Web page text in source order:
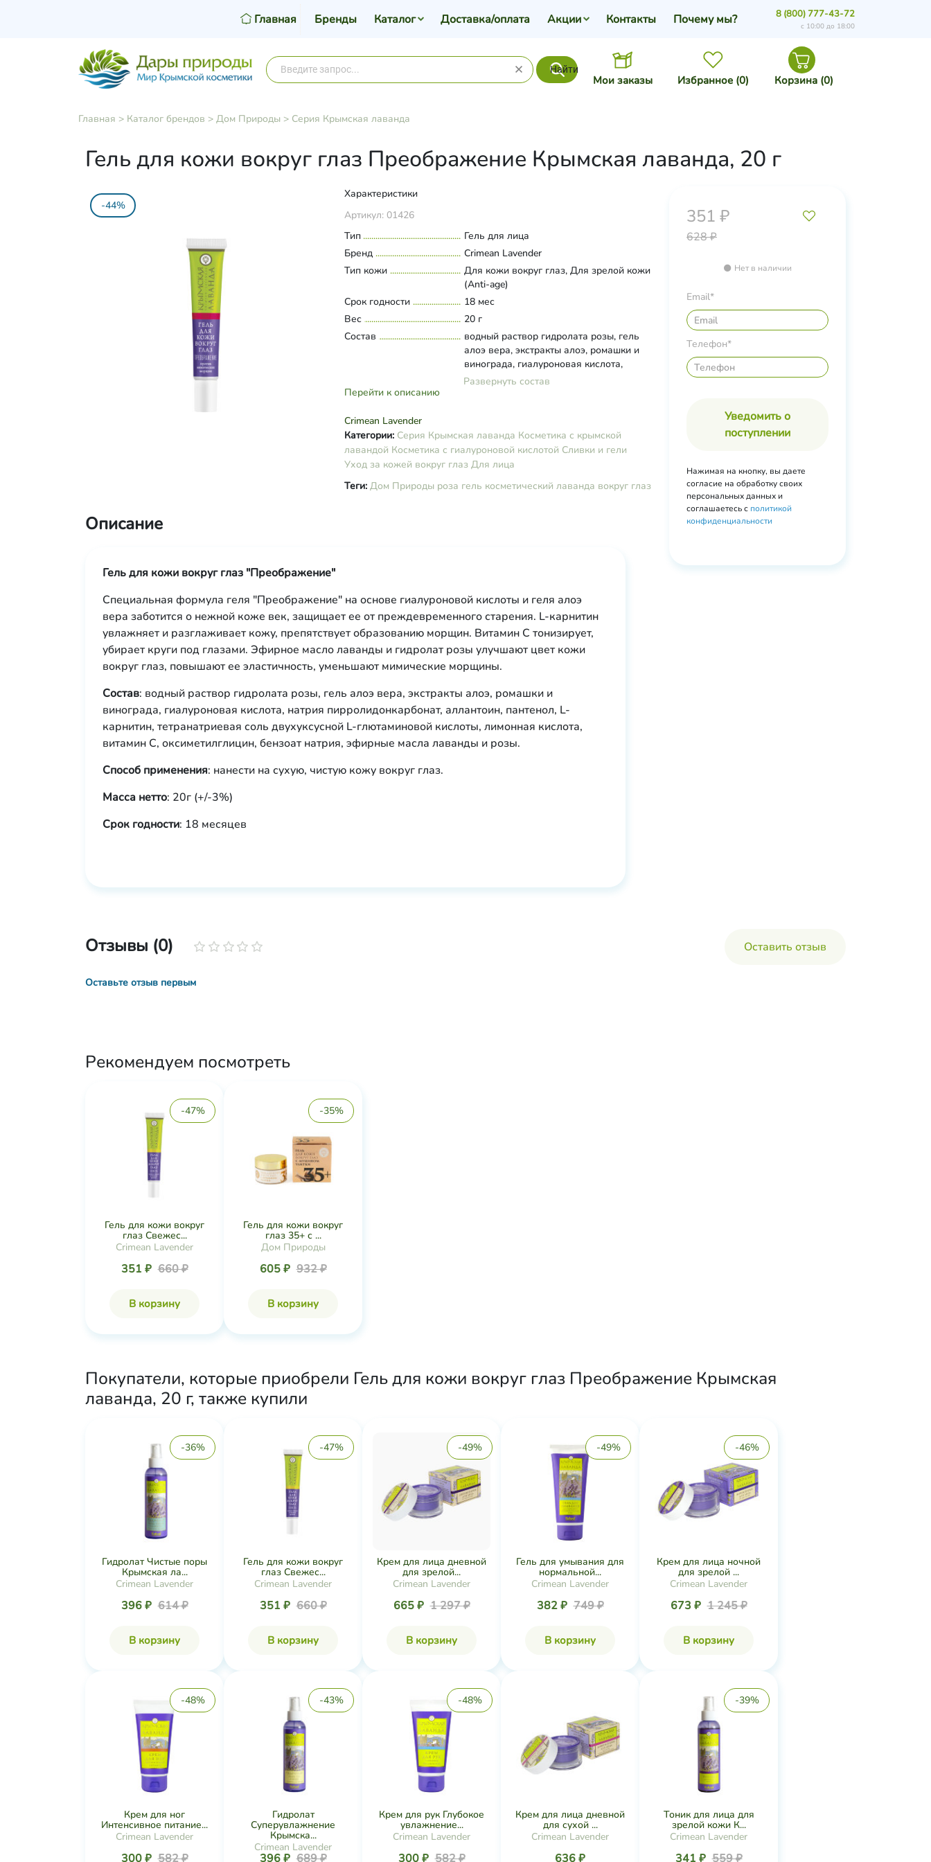
Найти
Мои заказы Избранное (0) Корзина (0)
Главная Бренды Каталог Доставка/оплата Акции Контакты Почему мы? 8 (800) 777-43-72
с 10:00 до 18:00
Главная > Каталог брендов > Дом Природы> Серия Крымская лаванда
Гель для кожи вокруг глаз Преображение Крымская лаванда, 20 г
-44%
Характеристики
Артикул: 01426
Тип
Гель для лица
Бренд
Crimean Lavender
Тип кожи
Для кожи вокруг глаз, Для зрелой кожи
(Anti-age)
Срок годности
18 мес
Вес
20 г
Состав
водный раствор гидролата розы, гель
алоэ вера, экстракты алоэ, ромашки и
винограда, гиалуроновая кислота,
натрия пирролидонкарбонат, аллантоин,
оксиметилглицин, бензоат натрия,
эфирные масла лаванды и розы.
Развернуть состав
Перейти к описанию
Crimean Lavender
Категории: Серия Крымская лаванда Косметика с крымской
лавандой Косметика с гиалуроновой кислотой Сливки и гели
Уход за кожей вокруг глаз Для лица
Теги: Дом Природы роза гель косметический лаванда вокруг глаз
351 ₽
628 ₽
Нет в наличии
Email*
Телефон*
Уведомить о
поступлении
Нажимая на кнопку, вы даете
согласие на обработку своих
персональных данных и
соглашаетесь с политикой
конфиденциальности
Описание
Гель для кожи вокруг глаз "Преображение"
Специальная формула геля "Преображение" на основе гиалуроновой кислоты и геля алоэ
вера заботится о нежной коже век, защищает ее от преждевременного старения. L-карнитин
увлажняет и разглаживает кожу, препятствует образованию морщин. Витамин С тонизирует,
убирает круги под глазами. Эфирное масло лаванды и гидролат розы улучшают цвет кожи
вокруг глаз, повышают ее эластичность, уменьшают мимические морщины.
Состав: водный раствор гидролата розы, гель алоэ вера, экстракты алоэ, ромашки и
винограда, гиалуроновая кислота, натрия пирролидонкарбонат, аллантоин, пантенол, L-
карнитин, тетранатриевая соль двухуксусной L-глютаминовой кислоты, лимонная кислота,
витамин С, оксиметилглицин, бензоат натрия, эфирные масла лаванды и розы.
Способ применения: нанести на сухую, чистую кожу вокруг глаз.
Масса нетто: 20г (+/-3%)
Срок годности: 18 месяцев
Отзывы (0) Оставить отзыв
Оставьте отзыв первым
Рекомендуем посмотреть
-47%
Гель для кожи вокруг
глаз Свежес...
Crimean Lavender
351 ₽ 660 ₽
В корзину
-35%
Гель для кожи вокруг
глаз 35+ с ...
Дом Природы
605 ₽ 932 ₽
В корзину
Покупатели, которые приобрели Гель для кожи вокруг глаз Преображение Крымская
лаванда, 20 г, также купили
-36%
Гидролат Чистые поры
Крымская ла...
Crimean Lavender
396 ₽ 614 ₽
В корзину
-47%
Гель для кожи вокруг
глаз Свежес...
Crimean Lavender
351 ₽ 660 ₽
В корзину
-49%
Крем для лица дневной
для зрелой...
Crimean Lavender
665 ₽ 1 297 ₽
В корзину
-49%
Гель для умывания для
нормальной...
Crimean Lavender
382 ₽ 749 ₽
В корзину
-46%
Крем для лица ночной
для зрелой ...
Crimean Lavender
673 ₽ 1 245 ₽
В корзину
-48%
Крем для ног
Интенсивное питание...
Crimean Lavender
300 ₽ 582 ₽
-43%
Гидролат
Суперувлажнение
Крымска...
Crimean Lavender
396 ₽ 689 ₽
-48%
Крем для рук Глубокое
увлажнение...
Crimean Lavender
300 ₽ 582 ₽
Крем для лица дневной
для сухой ...
Crimean Lavender
636 ₽
-39%
Тоник для лица для
зрелой кожи К...
Crimean Lavender
341 ₽ 559 ₽